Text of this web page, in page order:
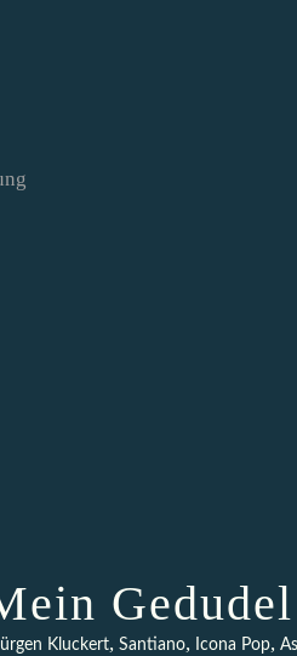
Gedudel
Kluckert, Santiano, Icona Pop,